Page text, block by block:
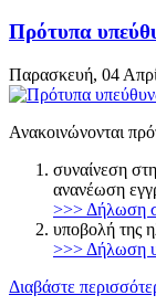
Πρότυπα
Παρασκευή, 04
Ανακοινώνονται
συναίνεση
ανανέωση
>>> Δήλωση
υποβολή της
>>> Δήλωση
Διαβάστε